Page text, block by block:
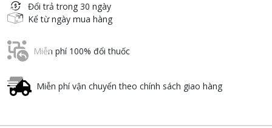
Đổi trả trong 30 ngày
Kể từ ngày mua hàng
Miễn phí 100% đổi thuốc
Miễn phí vận chuyển theo chính sách giao hàng